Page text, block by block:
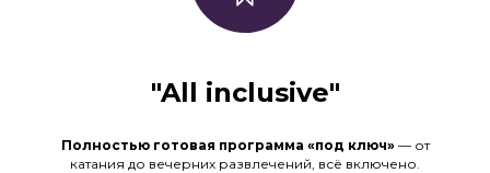
"All inclusive"
Полностью готовая программа «под ключ»— от
катания до вечерних развлечений, всё включено.